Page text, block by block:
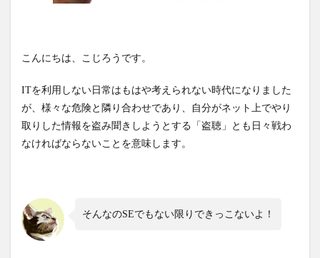
こんにちは、こじろうです。
ITを利用しない日常はもはや考えられない時代になりました
が、様々な危険と隣り合わせであり、自分がネット上でやり
取りした情報を盗み聞きしようとする「盗聴」とも日々戦わ
なければならないことを意味します。
そんなのSEでもない限りできっこないよ！